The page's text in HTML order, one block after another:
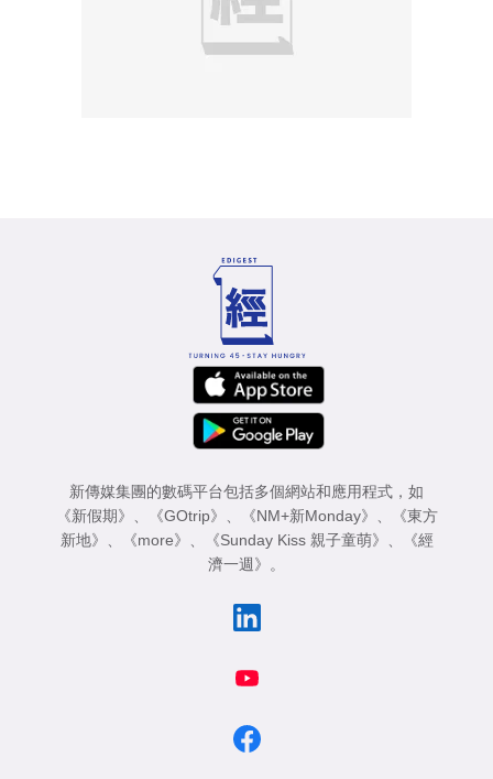
新傳媒集團的數碼平台包括多個網站和應用程式，如
《新假期》
《GOtrip》 《NM+新Monday》
《東方
新地》
《more》 《Sunday Kiss 親子童萌》
《經
濟一週》
。